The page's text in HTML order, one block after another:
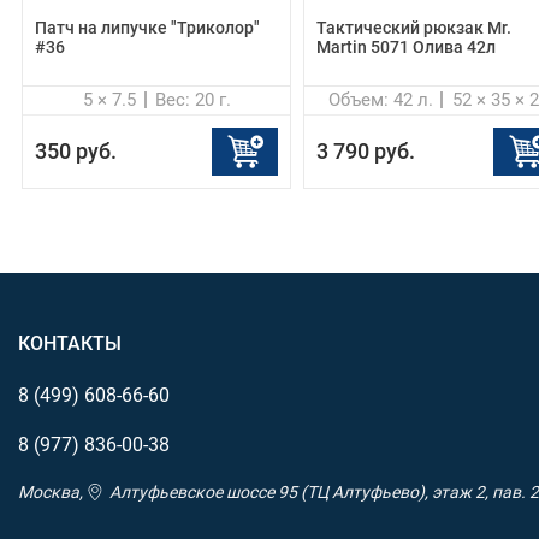
Внутри три сетчатых кармашка открытого типа, а на
откидной стороне сетчатый карман на молнии.
Размером во всю спинку. Удобно переносить ноутбук
Лямки:
Широкие и плотные, правильной анатомической формы,
амортизирующим наполнителем внутри. Прочие
Патч на липучке "Триколор"
#36
5 × 7.5 Вес: 20 г.
350 руб.
Тактический рюкзак Mr.
Martin 5071 Олива 42л
52 × 35 ×
Объем: 42 л.
3 790 руб.
КОНТАКТЫ
8 (499) 608-66-60
8 (977) 836-00-38
Москва, Алтуфьевское шоссе 95 (ТЦ Алтуфьево), этаж 2, пав. 2